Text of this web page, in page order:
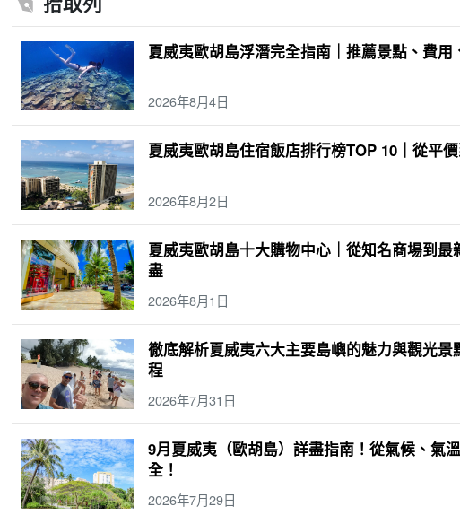
夏威夷歐胡島浮潛完全指南｜推薦景點、費
2026年8月4日
夏威夷歐胡島住宿飯店排行榜TOP 10｜從平
2026年8月2日
夏威夷歐胡島十大購物中心｜從知名商場到
盡
2026年8月1日
徹底解析夏威夷六大主要島嶼的魅力與觀光
程
2026年7月31日
9月夏威夷（歐胡島）詳盡指南！從氣候、氣
全！
2026年7月29日